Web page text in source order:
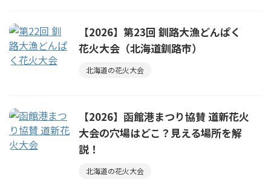
【2026】第23回 釧路大漁どんぱく
花火大会（北海道釧路市）
北海道の花火大会
【2026】函館港まつり協賛 道新花火
大会の穴場はどこ？見える場所を解
説！
北海道の花火大会